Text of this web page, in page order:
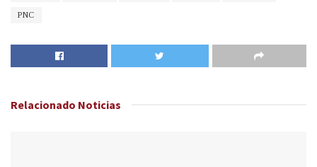
PNC
Relacionado Noticias